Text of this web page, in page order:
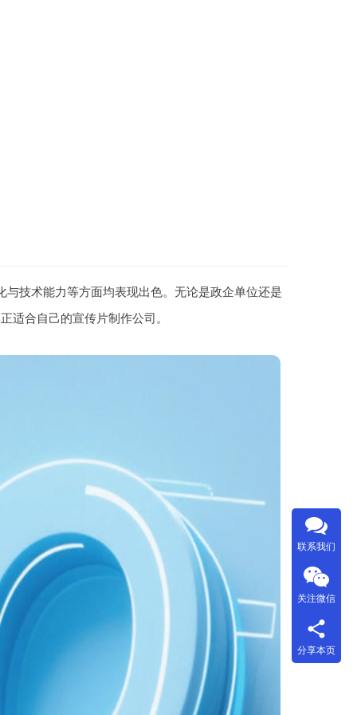
技术能力等方面均表现出色。无论是政企单位还是
适合自己的宣传片制作公司。
联系我们
关注微信
分享本页